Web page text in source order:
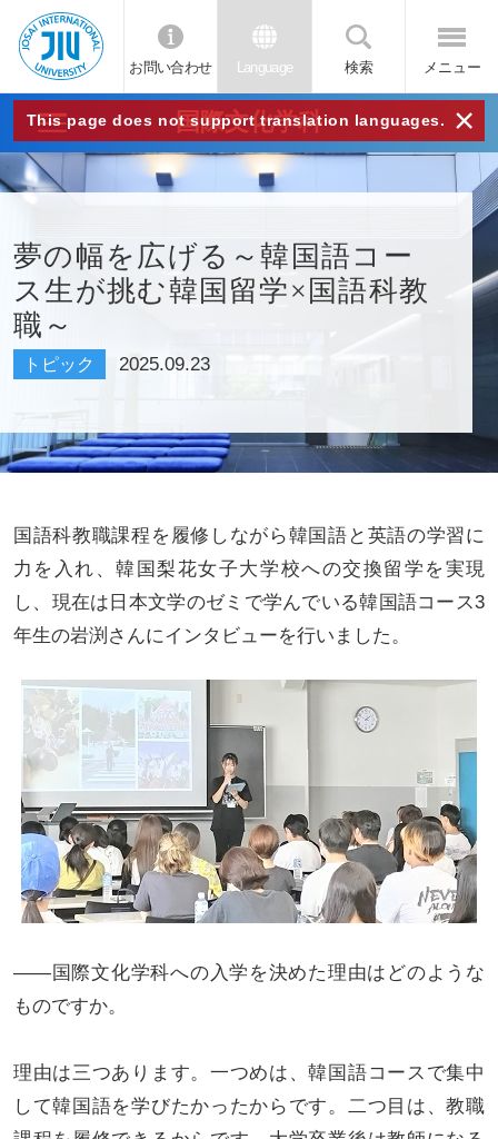
JIU
城西
国際
大学
お問い合わせ Language 検索 メニュー
This page does not support translation languages. ×
国際文化学科
夢の幅を広げる～韓国語コー
ス生が挑む韓国留学×国語科教
職～
トピック 2025.09.23
国語科教職課程を履修しながら韓国語と英語の学習に
力を入れ、韓国梨花女子大学校への交換留学を実現
し、現在は日本文学のゼミで学んでいる韓国語コース3
年生の岩渕さんにインタビューを行いました。
――国際文化学科への入学を決めた理由はどのような
ものですか。
理由は三つあります。一つめは、韓国語コースで集中
して韓国語を学びたかったからです。二つ目は、教職